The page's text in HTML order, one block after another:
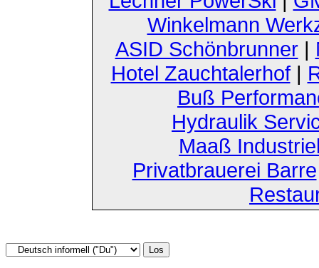
Winkelmann
ASID Schönbrunner|
Hotel Zauchtalerhof|
Buß
Hydraulik
Maaß
Privatbrauerei Barre